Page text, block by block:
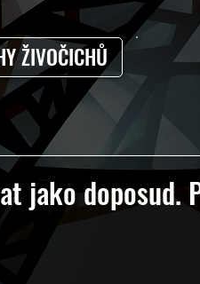
ŽIVOČICHŮ
jako doposud.